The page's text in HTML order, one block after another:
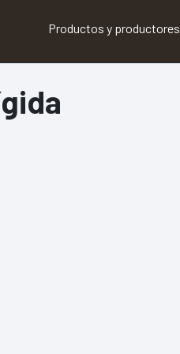
Productos y productores